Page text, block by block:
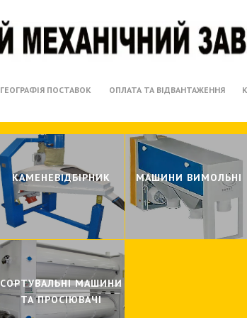
ГЕОГРАФІЯ ПОСТАВОК ОПЛАТА ТА ВІДВАНТАЖЕННЯ
КАМЕНЕВIДБIРНИК МАШИНИ ВИМОЛЬНI
СОРТУВАЛЬНI МАШИНИ
ТА ПРОСIЮВАЧI